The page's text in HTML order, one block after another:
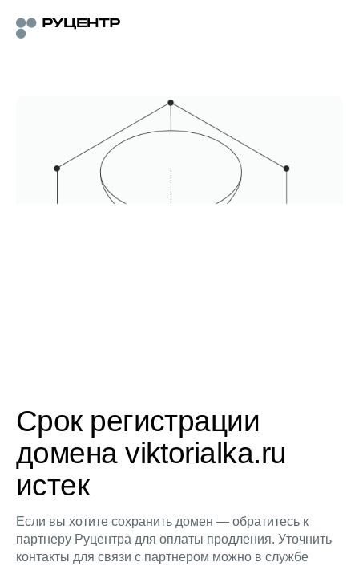
Срок регистрации
домена viktorialka.ru
истек
Если вы хотите сохранить домен — обратитесь к
партнеру Руцентра для оплаты продления. Уточнить
контакты для связи с партнером можно в службе